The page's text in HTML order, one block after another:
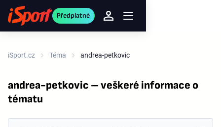
Předplatné
iSport.cz Téma andrea-petkovic
andrea-petkovic – veškeré informace o
tématu